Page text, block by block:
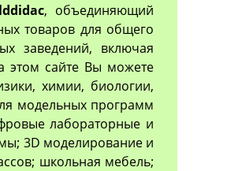
, объединяющий
товаров для общего
заведений, включая
этом сайте Вы можете
химии, биологии,
модельных программ
лабораторные и
3D моделирование и
школьная мебель;